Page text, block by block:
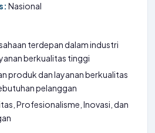
Nasional
terdepan dalam industri
berkualitas tinggi
produk dan layanan berkualitas
pelanggan
Profesionalisme, Inovasi, dan